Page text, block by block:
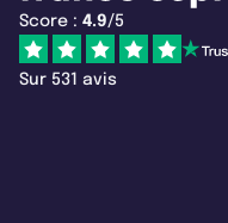
Score : 4.9/5
Sur 531 avis